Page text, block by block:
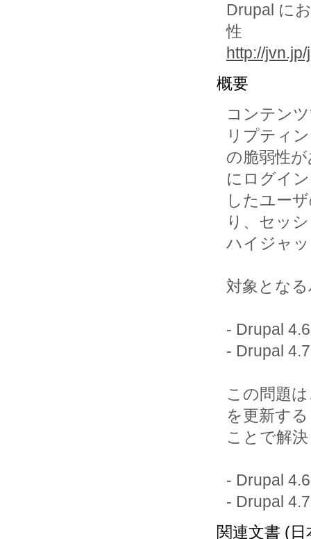
Drupal に
性
http://
概要
コンテン
リプティ
の脆弱性
にログイン
したユー
り、セッ
ハイジャ
対象とな
- Drupal
- Drupal
この問題
を更新する
ことで解
- Drupal
- Drupal
関連文書 (日